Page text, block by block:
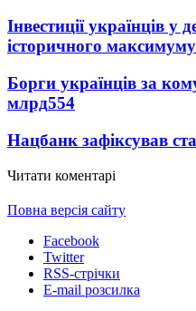
Інвестиції українців у
історичного максимуму
Борги українців за
млрд554
Нацбанк зафіксував
Читати коментарі
Повна версія сайту
Facebook
Twitter
RSS-стрічки
E-mail розсилка